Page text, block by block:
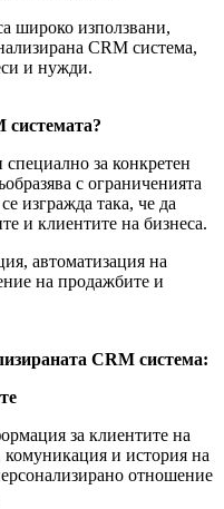
широко използвани,
CRM система,
и нужди.
системата?
за конкретен
с ограниченията
изгражда така, че да
и клиентите на бизнеса.
автоматизация на
на продажбите и
CRM система:
за клиентите на
и история на
отношение